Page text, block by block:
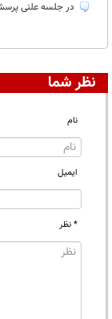
در جلسه علنی
نظر شما
نام
ایمیل
* نظر